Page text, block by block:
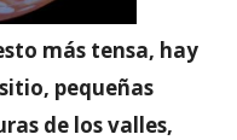
más tensa, hay
pequeñas
de los valles,